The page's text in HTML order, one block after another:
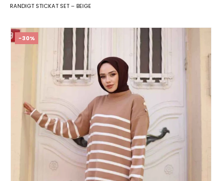
RANDIGT STICKAT SET – BEIGE
-30%